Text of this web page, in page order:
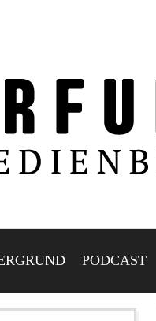
PODCAST